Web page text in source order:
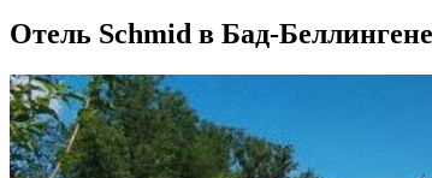
Отель Schmid в Бад-Беллингене